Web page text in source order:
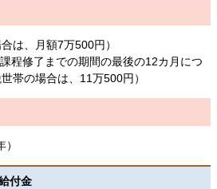
は、月額7万500円）
程修了までの期間の最後の12カ月につ
帯の場合は、11万500円）
付金